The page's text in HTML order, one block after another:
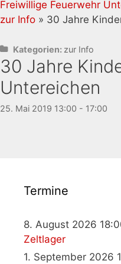
Freiwillige Feuerwehr
zur Info » 30 Jahre
Kategorien: zur Info
30 Jahre
Untereichen
25. Mai 2019 13:00 - 17:00
Termine
8. August 2026
Zeltlager
1. September 2026